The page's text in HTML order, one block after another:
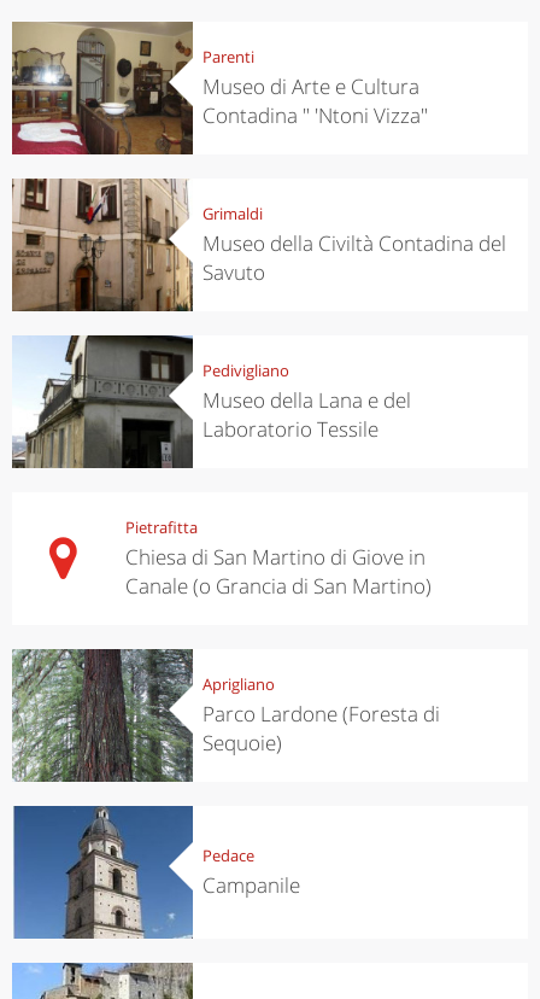
Parenti
Museo di Arte e Cultura
Contadina " 'Ntoni Vizza"
Grimaldi
Museo della Civiltà Contadina del
Savuto
Pedivigliano
Museo della Lana e del
Laboratorio Tessile
Pietrafitta
Chiesa di San Martino di Giove in
Canale (o Grancia di San Martino)
Aprigliano
Parco Lardone (Foresta di
Sequoie)
Pedace
Campanile